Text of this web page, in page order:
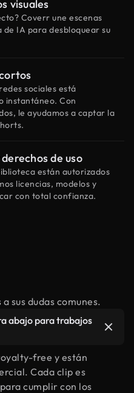
visuales
Coverr une escenas
IA para desbloquear su
sociales está
instantáneo. Con
le ayudamos a captar la
de uso
están autorizados
licencias, modelos y
con total confianza.
sus dudas comunes.
abajo para trabajos
free y están
Cada clip es
cumplir con los